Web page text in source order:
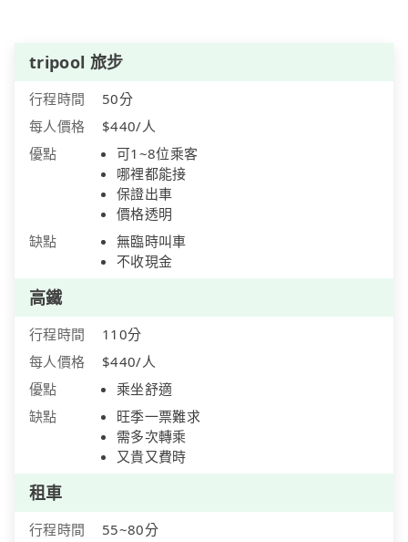
tripool 旅步
行程時間
50分
每人價格
$440/人
優點
可1~8位乘客
哪裡都能接
保證出車
價格透明
缺點
無臨時叫車
不收現金
高鐵
行程時間
110分
每人價格
$440/人
優點
乘坐舒適
缺點
旺季一票難求
需多次轉乘
又貴又費時
租車
行程時間
55~80分